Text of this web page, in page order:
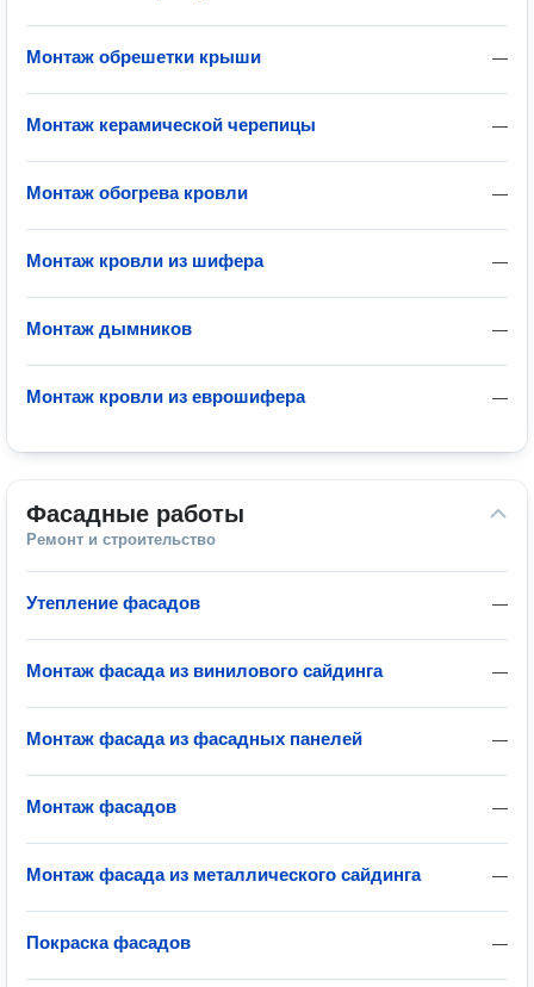
—
Монтаж обрешетки крыши
—
Монтаж керамической черепицы
—
Монтаж обогрева кровли
—
Монтаж кровли из шифера
—
Монтаж дымников
—
Монтаж кровли из еврошифера
Фасадные работы
Ремонт и строительство
—
Утепление фасадов
—
Монтаж фасада из винилового сайдинга
—
Монтаж фасада из фасадных панелей
—
Монтаж фасадов
—
Монтаж фасада из металлического сайдинга
—
Покраска фасадов